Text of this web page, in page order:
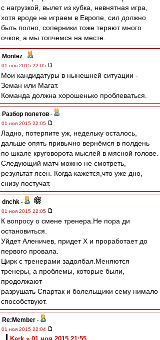
с нагрузкой, вылет из кубка, невнятная игра,
хотя вроде не играем в Европе, сил должно
быть полно, соперники тоже теряют много
очков, а мы топчемся на месте.
Montez -
01 ноя 2015 22:05
Мои кандидатуры в нынешней ситуации -
Земан или Магат.
Команда должна хорошенько проблеваться.
Разбор полетов -
01 ноя 2015 22:05
Ладно, потерпите уж, недельку осталось,
дальше опять привычно вернёмся в полдень
по шкале круговорота мыслей в мясной голове.
Следующий матч можно не смотреть,
результат ясен. Когда кажется,что уже дно,
снизу постучат.
dnchk -
01 ноя 2015 22:05
К вопросу о смене тренера.Не пора ди
остановиться.
Уйдет Аленичев, придет Х и проработает до
первого провала.
Цирк с тренерами задолбал.Меняются
тренеры, а проблемы, которые были,
продолжают
разрушать Спартак и болельщики сему нимало
способствуют.
Re:Member -
01 ноя 2015 22:04